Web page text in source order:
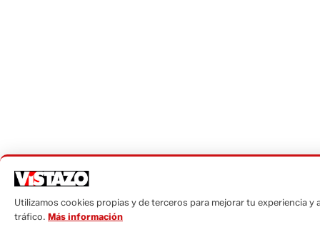
Utilizamos cookies propias y de terceros para mejorar tu experiencia y
tráfico. Más información